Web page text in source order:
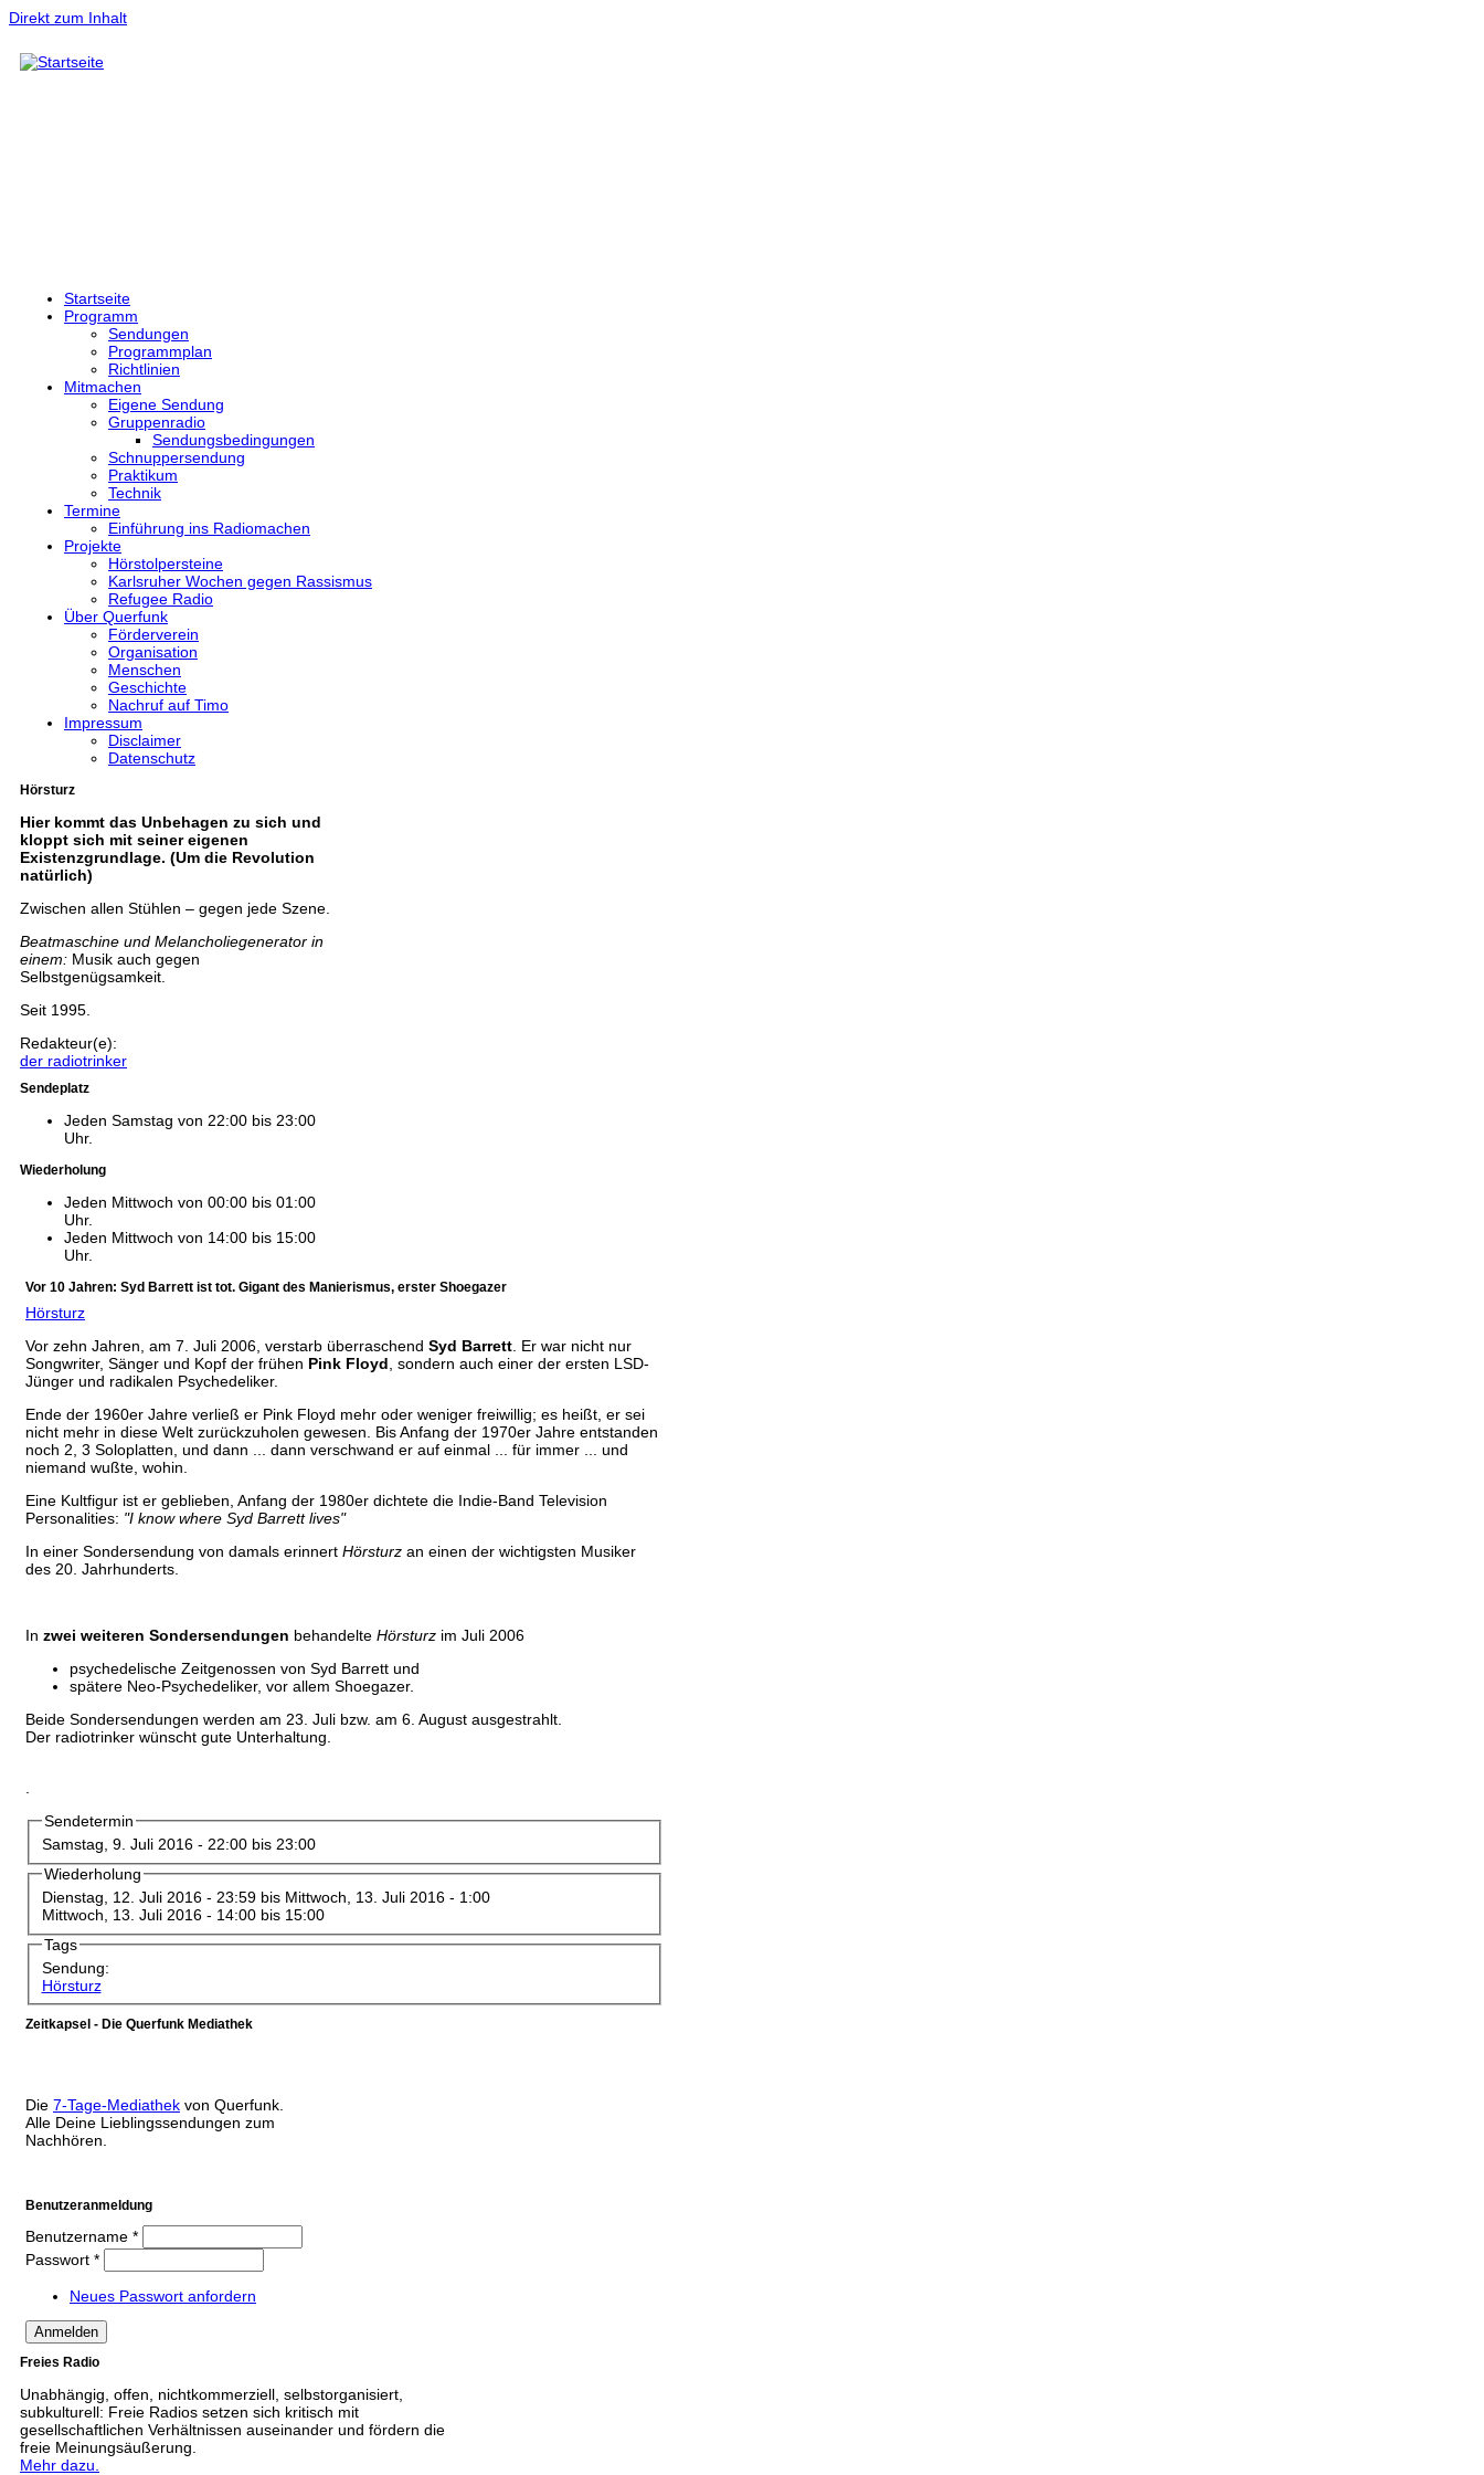
Direkt zum Inhalt
Startseite
Programm
Sendungen
Programmplan
Richtlinien
Mitmachen
Eigene Sendung
Gruppenradio
Sendungsbedingungen
Schnuppersendung
Praktikum
Technik
Termine
Einführung ins Radiomachen
Projekte
Hörstolpersteine
Karlsruher Wochen gegen Rassismus
Refugee Radio
Über Querfunk
Förderverein
Organisation
Menschen
Geschichte
Nachruf auf Timo
Impressum
Disclaimer
Datenschutz
Hörsturz
Hier kommt das Unbehagen zu sich und
kloppt sich mit seiner eigenen
Existenzgrundlage. (Um die Revolution
natürlich)
Zwischen allen Stühlen – gegen jede Szene.
Beatmaschine und Melancholiegenerator in
einem: Musik auch gegen
Selbstgenügsamkeit.
Seit 1995.
Redakteur(e):
der radiotrinker
Sendeplatz
Jeden Samstag von 22:00 bis 23:00
Uhr.
Wiederholung
Jeden Mittwoch von 00:00 bis 01:00
Uhr.
Jeden Mittwoch von 14:00 bis 15:00
Uhr.
Vor 10 Jahren: Syd Barrett ist tot. Gigant des Manierismus, erster Shoegazer
Hörsturz
Vor zehn Jahren, am 7. Juli 2006, verstarb überraschend Syd Barrett. Er war nicht nur
Songwriter, Sänger und Kopf der frühen Pink Floyd, sondern auch einer der ersten LSD-
Jünger und radikalen Psychedeliker.
Ende der 1960er Jahre verließ er Pink Floyd mehr oder weniger freiwillig; es heißt, er sei
nicht mehr in diese Welt zurückzuholen gewesen. Bis Anfang der 1970er Jahre entstanden
noch 2, 3 Soloplatten, und dann ... dann verschwand er auf einmal ... für immer ... und
niemand wußte, wohin.
Eine Kultfigur ist er geblieben, Anfang der 1980er dichtete die Indie-Band Television
Personalities: "I know where Syd Barrett lives"
In einer Sondersendung von damals erinnert Hörsturz an einen der wichtigsten Musiker
des 20. Jahrhunderts.
In zwei weiteren Sondersendungen behandelte Hörsturz im Juli 2006
psychedelische Zeitgenossen von Syd Barrett und
spätere Neo-Psychedeliker, vor allem Shoegazer.
Beide Sondersendungen werden am 23. Juli bzw. am 6. August ausgestrahlt.
Der radiotrinker wünscht gute Unterhaltung.
.
Sendetermin
Samstag, 9. Juli 2016 - 22:00bis 23:00
Wiederholung
Dienstag, 12. Juli 2016 - 23:59bis Mittwoch, 13. Juli 2016 - 1:00
Mittwoch, 13. Juli 2016 - 14:00bis 15:00
Tags
Sendung:
Hörsturz
Zeitkapsel - Die Querfunk Mediathek
Die 7-Tage-Mediathek von Querfunk.
Alle Deine Lieblingssendungen zum
Nachhören.
Benutzeranmeldung
Benutzername *
Passwort *
Neues Passwort anfordern
Freies Radio
Unabhängig, offen, nichtkommerziell, selbstorganisiert,
subkulturell: Freie Radios setzen sich kritisch mit
gesellschaftlichen Verhältnissen auseinander und fördern die
freie Meinungsäußerung.
Mehr dazu.